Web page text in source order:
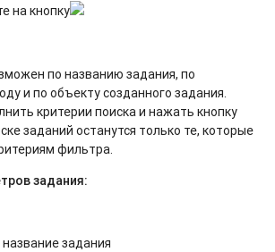
на кнопку
по названию задания, по
и по объекту созданного задания.
критерии поиска и нажать кнопку
заданий останутся только те, которые
фильтра.
задания:
название задания